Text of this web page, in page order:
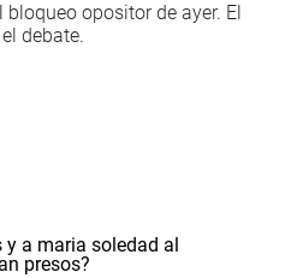
opositor de ayer. El
debate.